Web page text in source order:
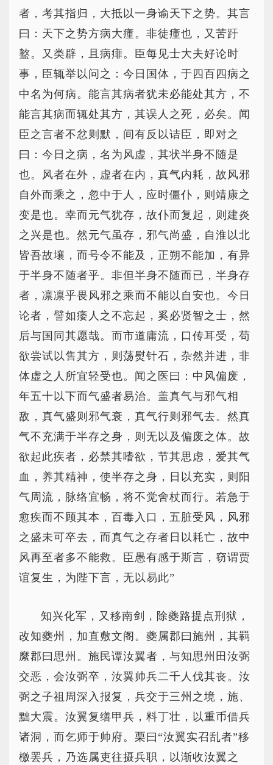
者，考其指归，大抵以一身谕天下之势。其言
曰：天下之势方病大瘇。非徒瘇也，又苦趶
盭。又类辟，且病痱。臣每见士大夫好论时
事，臣辄举以问之：今日国体，于四百四病之
中名为何病。能言其病者犹未必能处其方，不
能言其病而辄处其方，其误人之死，必矣。闻
臣之言者不忿则默，间有反以诘臣，即对之
曰：今日之病，名为风虚，其状半身不随是
也。风者在外，虚者在内，真气内耗，故风邪
自外而乘之，忽中于人，应时僵仆，则靖康之
变是也。幸而元气犹存，故仆而复起，则建炎
之兴是也。然元气虽存，邪气尚盛，自淮以北
皆吾故壤，而号令不能及，正朔不能加，有异
于半身不随者乎。非但半身不随而已，半身存
者，凛凛乎畏风邪之乘而不能以自安也。今日
论者，譬如痿人之不忘起，奚必贤智之士，然
后与国同其愿哉。而市道庸流，口传耳受，苟
欲尝试以售其方，则荡熨针石，杂然并进，非
体虚之人所宜轻受也。闻之医曰：中风偏废，
年五十以下而气盛者易治。盖真气与邪气相
敌，真气盛则邪气衰，真气行则邪气去。然真
气不充满于半存之身，则无以及偏废之体。故
欲起此疾者，必禁其嗜欲，节其思虑，爱其气
血，养其精神，使半存之身，日以充实，则阳
气周流，脉络宜畅，将不觉舍杖而行。若急于
愈疾而不顾其本，百毒入口，五脏受风，风邪
之盛未可卒去，而真气之存者日以耗亡，故中
风再至者多不能救。臣愚有感于斯言，窃谓贾
谊复生，为陛下言，无以易此”
知兴化军，又移南剑，除夔路提点刑狱，
改知夔州，加直敷文阁。夔属郡曰施州，其羁
縻郡曰思州。施民谭汝翼者，与知思州田汝弼
交恶，会汝弼卒，汝翼帅兵二千人伐其丧。汝
弼之子祖周深入报复，兵交于三州之境，施、
黜大震。汝翼复缮甲兵，料丁壮，以重币借兵
诸洞，而乞师于帅府。栗曰“汝翼实召乱者”移
檄罢兵，乃选属吏往摄兵职，以渐收汝翼之